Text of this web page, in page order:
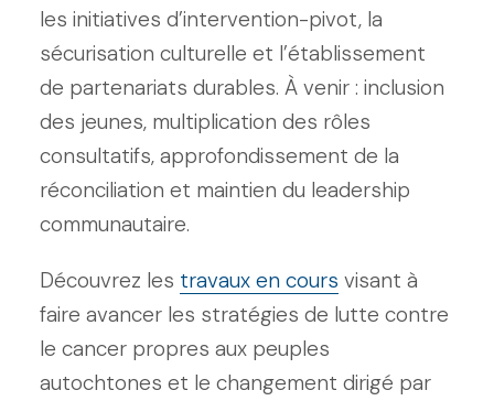
les initiatives d’intervention-pivot, la
sécurisation culturelle et l’établissement
de partenariats durables. À venir : inclusion
des jeunes, multiplication des rôles
consultatifs, approfondissement de la
réconciliation et maintien du leadership
communautaire.
Découvrez les travaux en cours visant à
faire avancer les stratégies de lutte contre
le cancer propres aux peuples
autochtones et le changement dirigé par